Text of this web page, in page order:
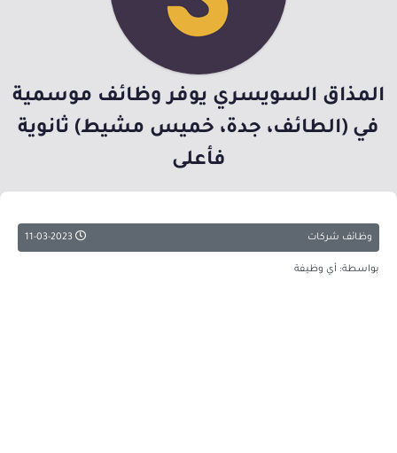
المذاق السويسري يوفر وظائف موسمية
في (الطائف، جدة، خميس مشيط) ثانوية
فأعلى
وظائف شركات
بواسطة: أي وظيفة